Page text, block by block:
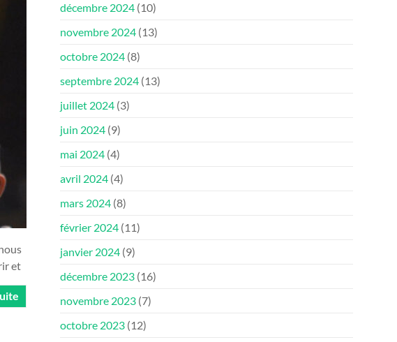
et
décembre 2024 (10)
novembre 2024 (13)
octobre 2024 (8)
septembre 2024 (13)
juillet 2024 (3)
juin 2024 (9)
mai 2024 (4)
avril 2024 (4)
mars 2024 (8)
février 2024 (11)
janvier 2024 (9)
décembre 2023 (16)
novembre 2023 (7)
octobre 2023 (12)